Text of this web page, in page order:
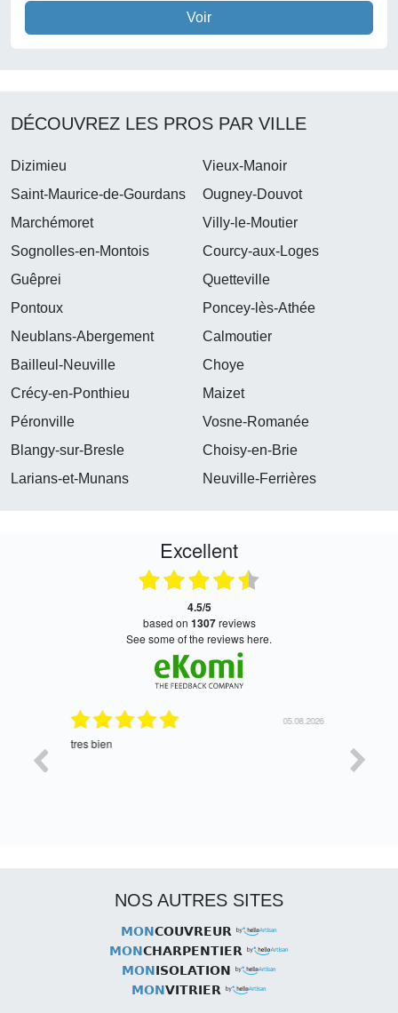
Voir
DÉCOUVREZ LES PROS PAR VILLE
Dizimieu
Vieux-Manoir
Saint-Maurice-de-Gourdans
Ougney-Douvot
Marchémoret
Villy-le-Moutier
Sognolles-en-Montois
Courcy-aux-Loges
Guêprei
Quetteville
Pontoux
Poncey-lès-Athée
Neublans-Abergement
Calmoutier
Bailleul-Neuville
Choye
Crécy-en-Ponthieu
Maizet
Péronville
Vosne-Romanée
Blangy-sur-Bresle
Choisy-en-Brie
Larians-et-Munans
Neuville-Ferrières
Excellent
4.5/5
based on 1307reviews
see some of the reviews here.
05.08.2026
tres bien
NOS AUTRES SITES
MONCOUVREUR
MONCHARPENTIER
MONISOLATION
MONVITRIER